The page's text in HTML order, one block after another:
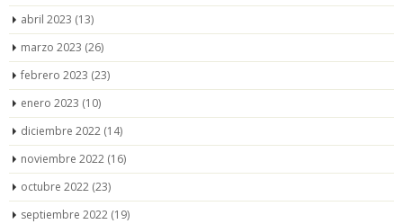
abril 2023 (13)
marzo 2023 (26)
febrero 2023 (23)
enero 2023 (10)
diciembre 2022 (14)
noviembre 2022 (16)
octubre 2022 (23)
septiembre 2022 (19)